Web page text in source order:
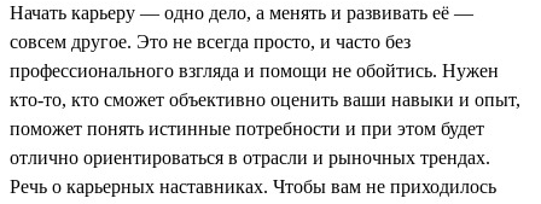
Начать карьеру — одно дело, а менять и развивать её —
совсем другое. Это не всегда просто, и часто без
профессионального взгляда и помощи не обойтись. Нужен
кто-то, кто сможет объективно оценить ваши навыки и опыт,
поможет понять истинные потребности и при этом будет
отлично ориентироваться в отрасли и рыночных трендах.
Речь о карьерных наставниках. Чтобы вам не приходилось